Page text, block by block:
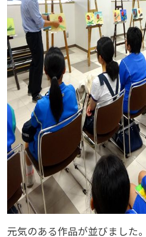
元気のある作品が並びました